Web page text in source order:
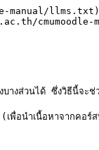
cmumoodle-
างส่วนได้ ซึ่งวิธีนี้จ
เพื่อนำเนื้อหาจาก